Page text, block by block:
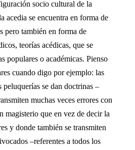
socio cultural de la
acedia se encuentra en forma de
pero también en forma de
teorías acédicas, que se
populares o académicas. Pienso
cuando digo por ejemplo: las
se dan doctrinas –
muchas veces errores con
magisterio que en vez de decir la
y donde también se transmiten
–referentes a todos los